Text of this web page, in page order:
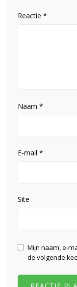
Reactie *
Naam *
E-mail *
Site
Mijn naam, e-
de volgende